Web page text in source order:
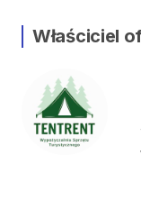
Właściciel